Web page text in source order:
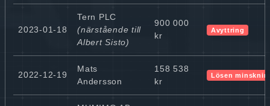
2023-01-18
Tern PLC
(närstående till
Albert Sisto)
900 000
kr
Avyttring
2022-12-19
Mats
Andersson
158 538
kr
Lösen